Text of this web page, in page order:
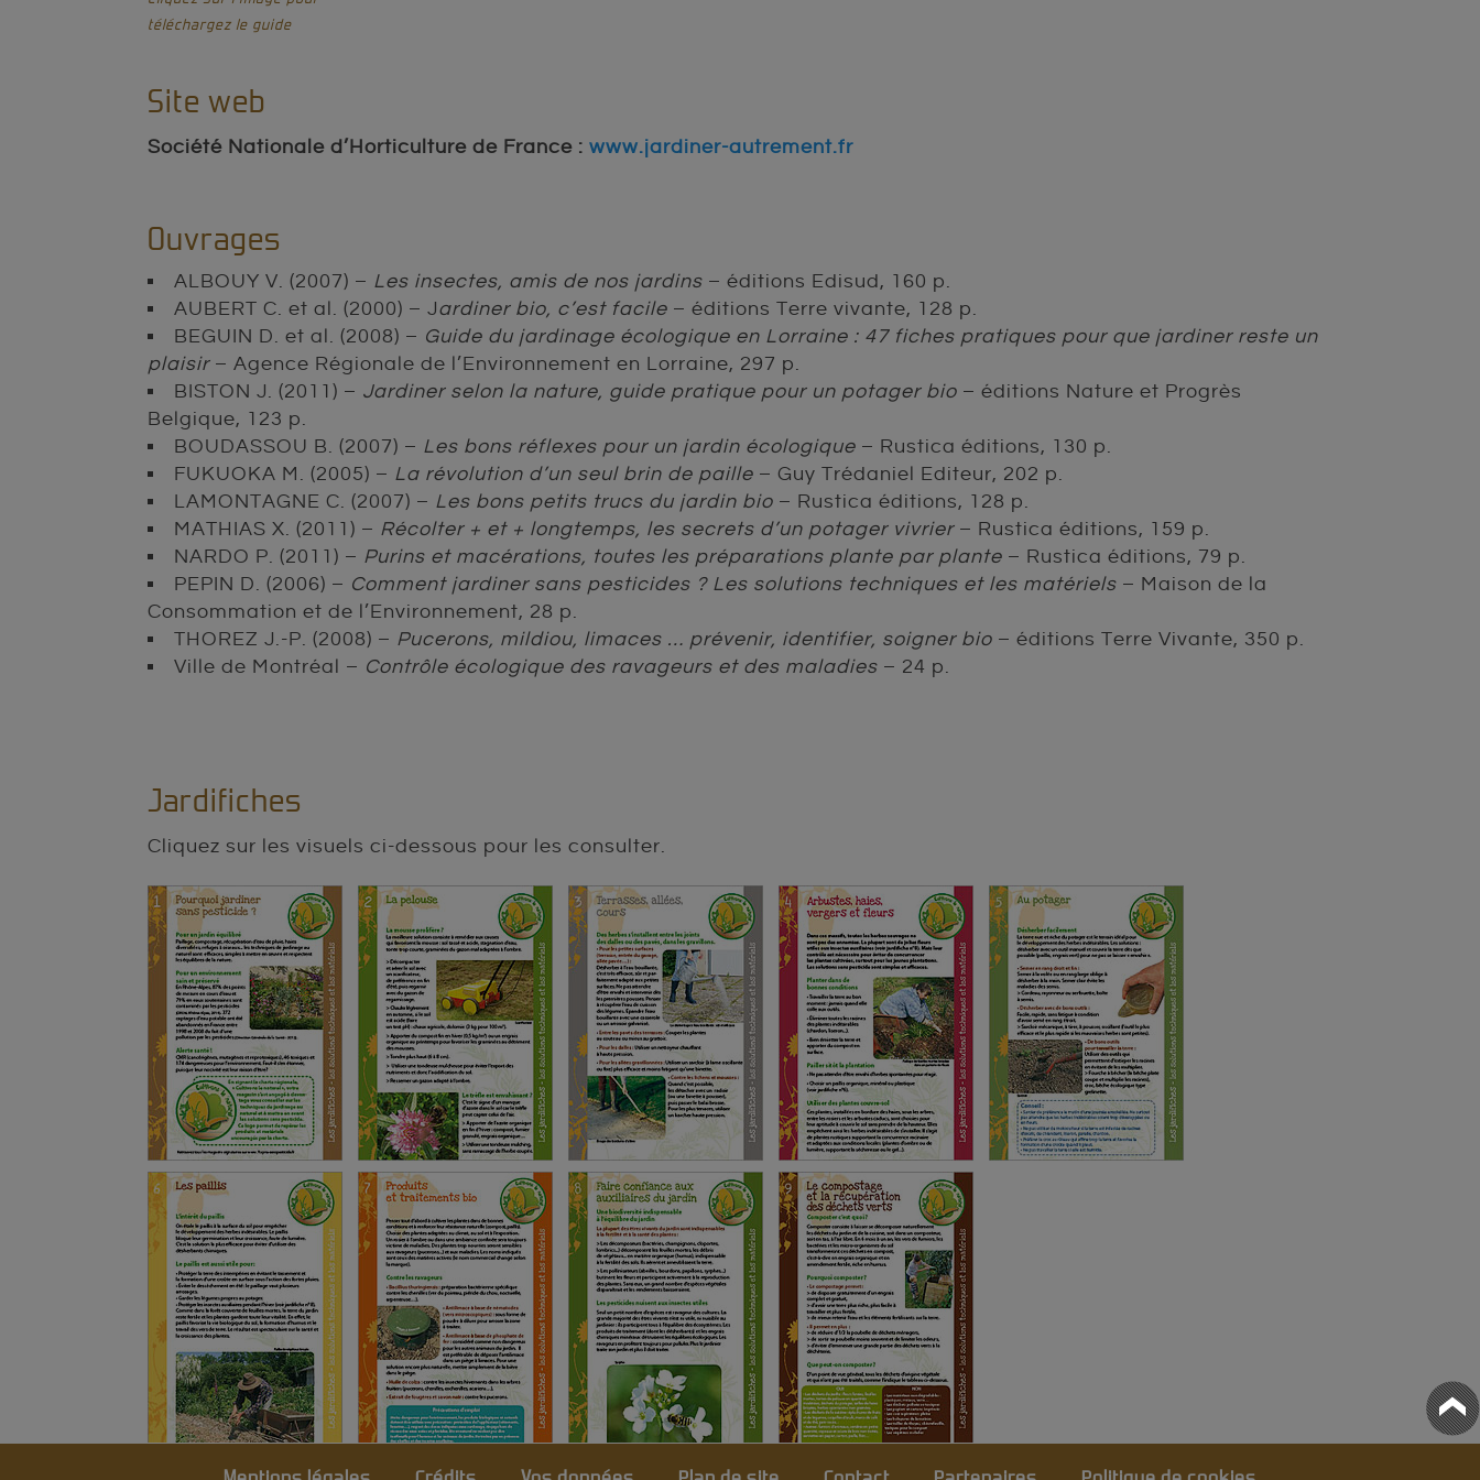
téléchargez le guide
Site web
Société Nationale d’Horticulture de France :www.jardiner-autrement.fr
Ouvrages
ALBOUY V. (2007) – Les insectes, amis de nos jardins – éditions Edisud, 160 p.
AUBERT C. et al. (2000) – Jardiner bio, c’est facile – éditions Terre vivante, 128 p.
BEGUIN D. et al. (2008) – Guide du jardinage écologique en Lorraine : 47 fiches pratiques pour que jardiner reste un
plaisir– Agence Régionale de l’Environnement en Lorraine, 297 p.
BISTON J. (2011) – Jardiner selon la nature, guide pratique pour un potager bio – éditions Nature et Progrès
Belgique, 123 p.
BOUDASSOU B. (2007) – Les bons réflexes pour un jardin écologique – Rustica éditions, 130 p.
FUKUOKA M. (2005) – La révolution d’un seul brin de paille – Guy Trédaniel Editeur, 202 p.
LAMONTAGNE C. (2007) – Les bons petits trucs du jardin bio – Rustica éditions, 128 p.
MATHIAS X. (2011) – Récolter + et + longtemps, les secrets d’un potager vivrier– Rustica éditions, 159 p.
NARDO P. (2011) – Purins et macérations, toutes les préparations plante par plante – Rustica éditions, 79 p.
PEPIN D. (2006) – Comment jardiner sans pesticides ? Les solutions techniques et les matériels – Maison de la
Consommation et de l’Environnement, 28 p.
THOREZ J.-P. (2008) – Pucerons, mildiou, limaces … prévenir, identifier, soigner bio – éditions Terre Vivante, 350 p.
Ville de Montréal – Contrôle écologique des ravageurs et des maladies – 24 p.
Jardifiches
Cliquez sur les visuels ci-dessous pour les consulter.